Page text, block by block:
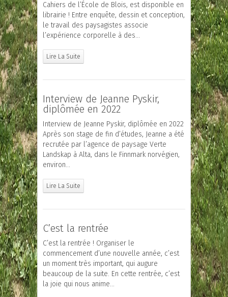
Cahiers de l’École de Blois, est disponible en
librairie ! Entre enquête, dessin et conception,
le travail des paysagistes associe
l’expérience corporelle à des…
Lire La Suite
Interview de Jeanne Pyskir,
diplômée en 2022
Interview de Jeanne Pyskir, diplômée en 2022
Après son stage de fin d’études, Jeanne a été
recrutée par l’agence de paysage Verte
Landskap à Alta, dans le Finnmark norvégien,
environ…
Lire La Suite
C’est la rentrée
C’est la rentrée ! Organiser le
commencement d’une nouvelle année, c’est
un moment très important, qui augure
beaucoup de la suite. En cette rentrée, c’est
la joie qui nous anime…